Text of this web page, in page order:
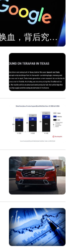
谷歌AI大换血，背后究竟发生了什么？